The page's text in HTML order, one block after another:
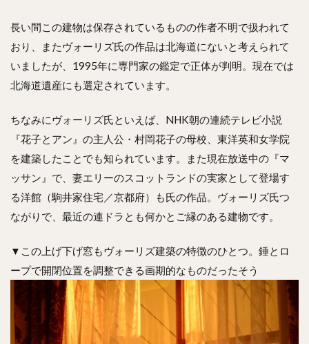
長い間この建物は保存されているものの作者不明で扱われて
おり、またヴォーリズ氏の作品は北海道にないと考えられて
いましたが、1995年に専門家の鑑定で正体が判明。現在では
北海道遺産にも選定されています。
ちなみにヴォーリズ氏といえば、NHK朝の連続テレビ小説
『花子とアン』の主人公・村岡花子の母校、東洋英和女学院
を建築したことでも知られています。また現在放送中の『マ
ッサン』で、妻エリーのスコットランドの実家として登場す
る洋館（駒井家住宅／京都府）も氏の作品。ヴォーリズ氏つ
ながりで、最近の連ドラとも何かとご縁のある建物です。
▼この上げ下げ窓もヴォーリズ建築の特徴のひとつ。錘とロ
ープで開閉位置を調整できる画期的なものだったそう